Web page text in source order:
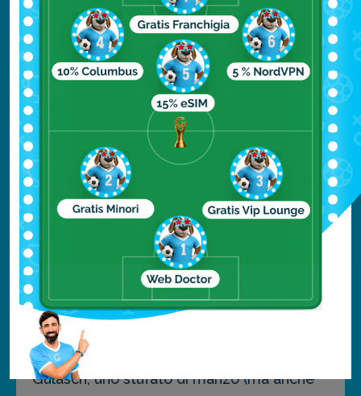
Piazza della Città Vecchia
Chiesa di San Nicola
per approfondire clicca qui
Cosa Mangiare
La cucina tradizionale di Praga propone
piatti saporiti e consistenti, per la maggior
parte a base di carne (maso), come il
Gulasch, uno stufato di manzo (ma anche